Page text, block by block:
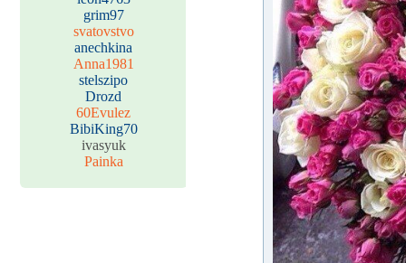
grim97
svatovstvo
anechkina
Anna1981
stelszipo
Drozd
60Evulez
BibiKing70
ivasyuk
Painka